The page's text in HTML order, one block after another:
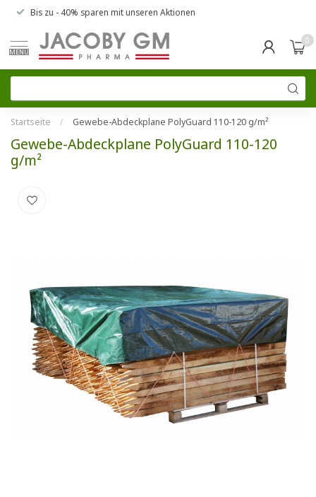
Bis zu - 40% sparen mit unseren Aktionen
MENU
0
Startseite / Gewebe-Abdeckplane PolyGuard 110-120 g/m²
Gewebe-Abdeckplane PolyGuard 110-120
g/m²